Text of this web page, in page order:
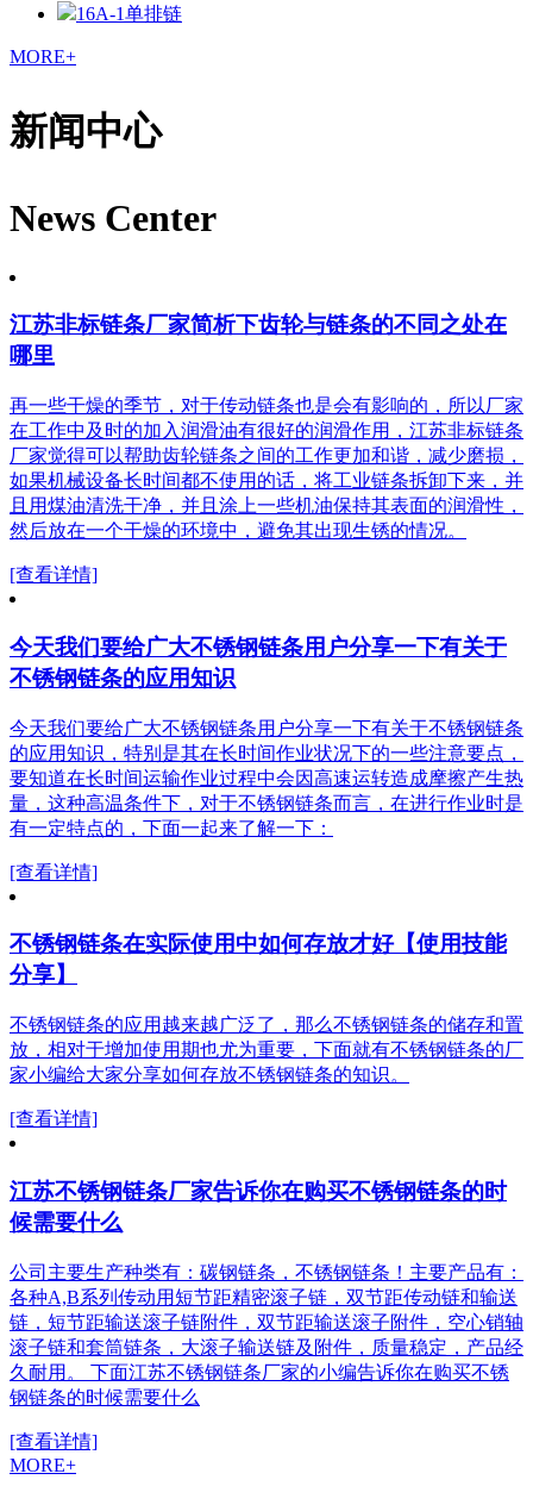
16A-1单排链
MORE+
新闻中心
News Center
江苏非标链条厂家简析下齿轮与链条的不同之处在
哪里
再一些干燥的季节，对于传动链条也是会有影响的，所以厂家
在工作中及时的加入润滑油有很好的润滑作用，江苏非标链条
厂家觉得可以帮助齿轮链条之间的工作更加和谐，减少磨损，
如果机械设备长时间都不使用的话，将工业链条拆卸下来，并
且用煤油清洗干净，并且涂上一些机油保持其表面的润滑性，
然后放在一个干燥的环境中，避免其出现生锈的情况。
[查看详情]
今天我们要给广大不锈钢链条用户分享一下有关于
不锈钢链条的应用知识
今天我们要给广大不锈钢链条用户分享一下有关于不锈钢链条
的应用知识，特别是其在长时间作业状况下的一些注意要点，
要知道在长时间运输作业过程中会因高速运转造成摩擦产生热
量，这种高温条件下，对于不锈钢链条而言，在进行作业时是
有一定特点的，下面一起来了解一下：
[查看详情]
不锈钢链条在实际使用中如何存放才好【使用技能
分享】
不锈钢链条的应用越来越广泛了，那么不锈钢链条的储存和置
放，相对于增加使用期也尤为重要，下面就有不锈钢链条的厂
家小编给大家分享如何存放不锈钢链条的知识。
[查看详情]
江苏不锈钢链条厂家告诉你在购买不锈钢链条的时
候需要什么
公司主要生产种类有：碳钢链条，不锈钢链条！主要产品有：
各种A,B系列传动用短节距精密滚子链，双节距传动链和输送
链，短节距输送滚子链附件，双节距输送滚子附件，空心销轴
滚子链和套筒链条，大滚子输送链及附件，质量稳定，产品经
久耐用。 下面江苏不锈钢链条厂家的小编告诉你在购买不锈
钢链条的时候需要什么
[查看详情]
MORE+